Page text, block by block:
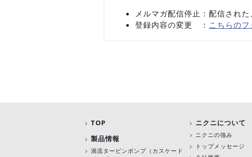
メルマガ配信停止：配信され
登録内容の変更 ： こちらのフ
TOP
製品情報
渦流タービンポンプ （カスケード
ニクニについて
ニクニの強み
トップメッセージ